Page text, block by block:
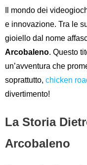
Il mondo dei
e innovazione. Tra le
gioiello dal nome
Arcobaleno. Questo
un’avventura che
soprattutto, chicken
divertimento!
La Storia
Arcobaleno